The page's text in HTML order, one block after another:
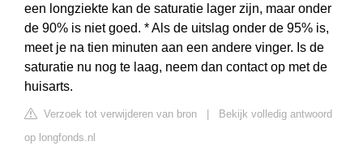
een longziekte kan de saturatie lager zijn, maar onder
de 90% is niet goed. * Als de uitslag onder de 95% is,
meet je na tien minuten aan een andere vinger. Is de
saturatie nu nog te laag, neem dan contact op met de
huisarts.
Verzoek tot verwijderen van bron
Bekijk volledig antwoord
op longfonds.nl